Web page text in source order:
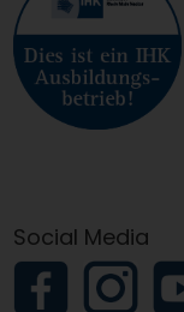
Social Media